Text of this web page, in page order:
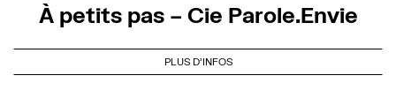
À petits pas – Cie Parole.Envie
PLUS D'INFOS